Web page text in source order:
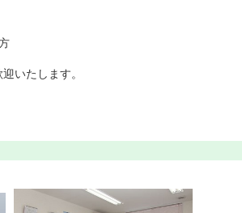
いたします。